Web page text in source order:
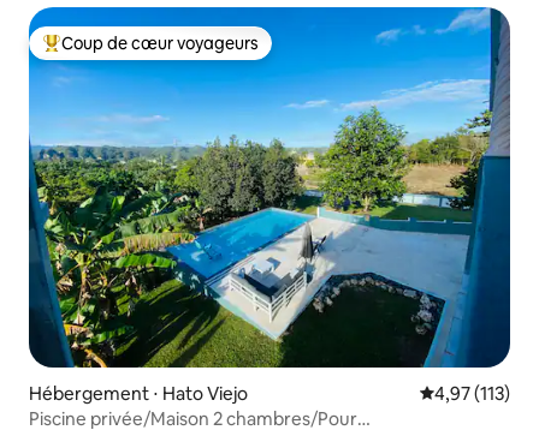
Coups de cœur voyageurs les plus appréciés
Coup de cœur voyageurs
Hébergement ⋅ Hato Viejo Évaluation
4,97 (113)
Piscine privée/Maison 2 chambres/Pour